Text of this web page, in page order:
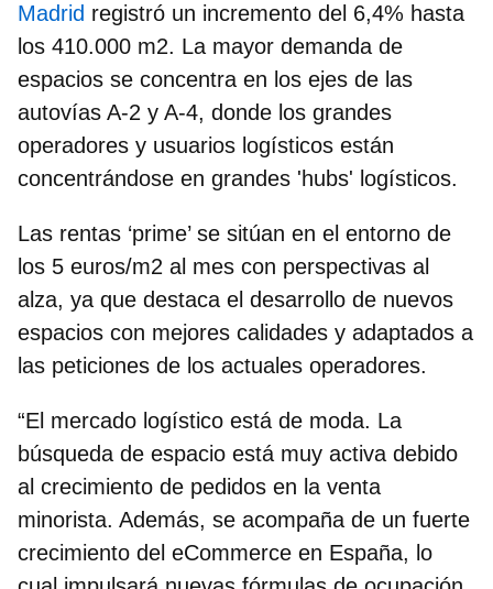
Madrid registró un incremento del 6,4% hasta
los 410.000 m2. La mayor demanda de
espacios se concentra en los ejes de las
autovías A-2 y A-4, donde los grandes
operadores y usuarios logísticos están
concentrándose en grandes 'hubs' logísticos.
Las rentas ‘prime’ se sitúan en el entorno de
los 5 euros/m2 al mes con perspectivas al
alza, ya que destaca el desarrollo de nuevos
espacios con mejores calidades y adaptados a
las peticiones de los actuales operadores.
“El mercado logístico está de moda. La
búsqueda de espacio está muy activa debido
al crecimiento de pedidos en la venta
minorista. Además, se acompaña de un fuerte
crecimiento del eCommerce en España, lo